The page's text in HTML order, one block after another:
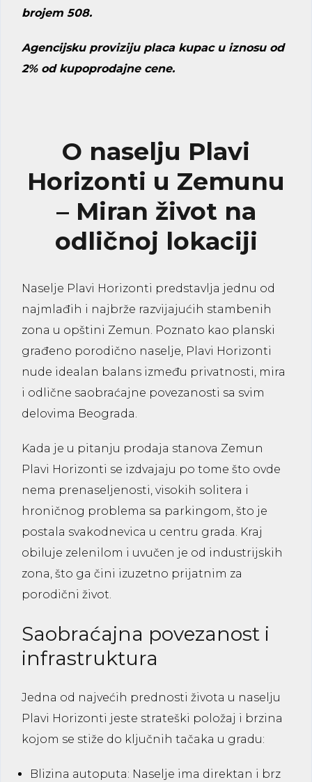
brojem 508.
Agencijsku proviziju placa kupac u iznosu od
2% od kupoprodajne cene.
O naselju Plavi
Horizonti u Zemunu
– Miran život na
odličnoj lokaciji
Naselje Plavi Horizonti predstavlja jednu od
najmlađih i najbrže razvijajućih stambenih
zona u opštini Zemun. Poznato kao planski
građeno porodično naselje, Plavi Horizonti
nude idealan balans između privatnosti, mira
i odlične saobraćajne povezanosti sa svim
delovima Beograda.
Kada je u pitanju prodaja stanova Zemun
Plavi Horizonti se izdvajaju po tome što ovde
nema prenaseljenosti, visokih solitera i
hroničnog problema sa parkingom, što je
postala svakodnevica u centru grada. Kraj
obiluje zelenilom i uvučen je od industrijskih
zona, što ga čini izuzetno prijatnim za
porodični život.
Saobraćajna povezanost i
infrastruktura
Jedna od najvećih prednosti života u naselju
Plavi Horizonti jeste strateški položaj i brzina
kojom se stiže do ključnih tačaka u gradu:
Blizina autoputa: Naselje ima direktan i brz